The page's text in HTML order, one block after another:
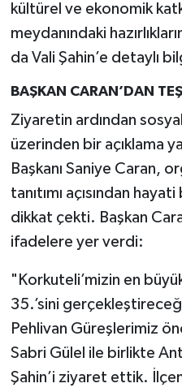
kültürel ve ekonomik
meydanındaki
da Vali Şahin’e detaylı
BAŞKAN CARAN’DAN
Ziyaretin ardından
üzerinden bir açıklama
Başkanı Saniye Caran,
tanıtımı açısından
dikkat çekti. Başkan
ifadelere yer verdi:
"Korkuteli’mizin en
35.’sini
Pehlivan Güreşlerimiz
Sabri Gülel ile birlikte
Şahin’i ziyaret ettik.